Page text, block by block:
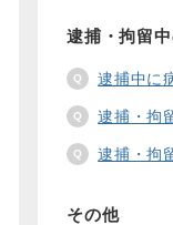
逮捕・拘留
逮捕中に病気にな
逮捕・拘留中の留置
逮捕・拘留中の留
その他